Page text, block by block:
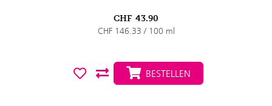
CHF 43.90
CHF 146.33 / 100 ml
BESTELLEN